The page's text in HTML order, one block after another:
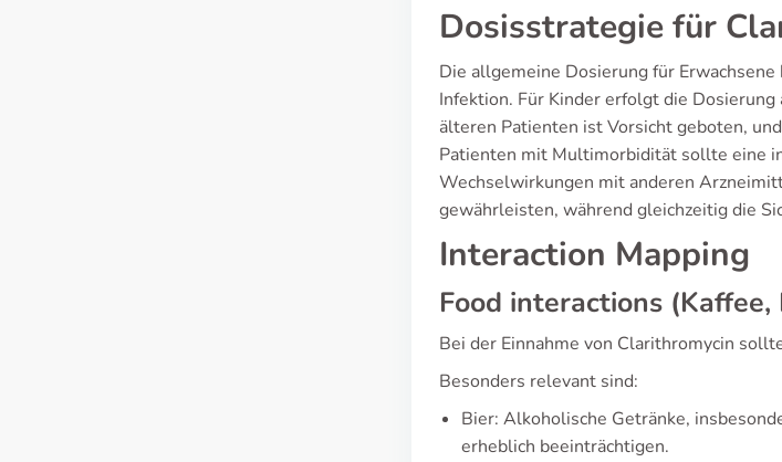
Dosisstrategie für
Die allgemeine Dosierung für
Infektion. Für Kinder erfolgt die
älteren Patienten ist Vorsicht geboten,
Patienten mit Multimorbidität sollte eine
Wechselwirkungen mit anderen
gewährleisten, während gleichzeitig die
Interaction Mapping
Food interactions
Bei der Einnahme von Clarithromycin
Besonders relevant sind:
Bier: Alkoholische Getränke,
erheblich beeinträchtigen.